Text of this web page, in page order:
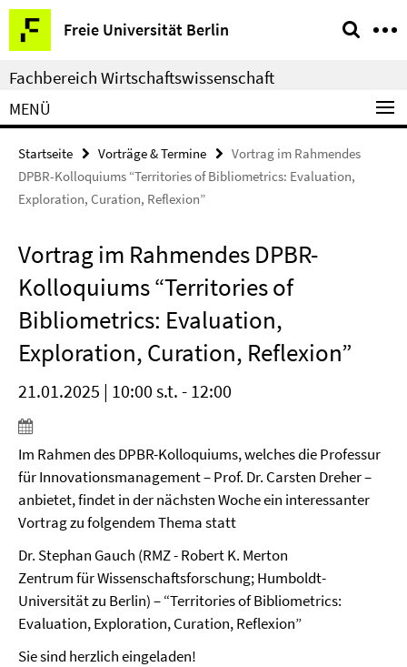
Springe
direkt
zu
Inhalt
Freie Universität Berlin
Service-
Navigation
Fachbereich Wirtschaftswissenschaft
MENÜ
Startseite Vorträge & Termine
Vortrag im Rahmendes
DPBR-Kolloquiums “Territories of Bibliometrics: Evaluation,
Exploration, Curation, Reflexion”
Vortrag im Rahmendes DPBR-
Kolloquiums “Territories of
Bibliometrics: Evaluation,
Exploration, Curation, Reflexion”
21.01.2025 | 10:00 s.t. - 12:00
Im Rahmen des DPBR-Kolloquiums, welches die Professur
für Innovationsmanagement – Prof. Dr. Carsten Dreher –
anbietet, findet in der nächsten Woche ein interessanter
Vortrag zu folgendem Thema statt
Dr. Stephan Gauch (RMZ - Robert K. Merton
Zentrum für Wissenschaftsforschung; Humboldt-
Universität zu Berlin) – “Territories of Bibliometrics:
Evaluation, Exploration, Curation, Reflexion”
Sie sind herzlich eingeladen!